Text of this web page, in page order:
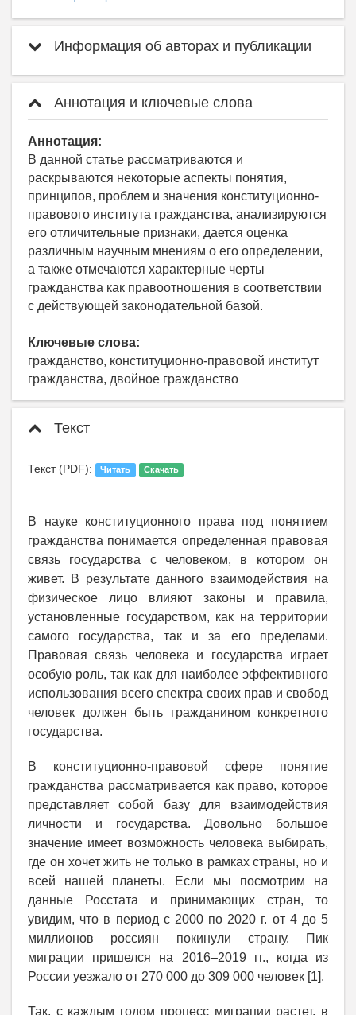
Информация об авторах и публикации
Аннотация и ключевые слова
Аннотация:
В данной статье рассматриваются и
раскрываются некоторые аспекты понятия,
принципов, проблем и значения конституционно-
правового института гражданства, анализируются
его отличительные признаки, дается оценка
различным научным мнениям о его определении,
а также отмечаются характерные черты
гражданства как правоотношения в соответствии
с действующей законодательной базой.
Ключевые слова:
гражданство, конституционно-правовой институт
гражданства, двойное гражданство
Текст
Текст (PDF): Читать Скачать
В науке конституционного права под понятием
гражданства понимается определенная правовая
связь государства с человеком, в котором он
живет. В результате данного взаимодействия на
физическое лицо влияют законы и правила,
установленные государством, как на территории
самого государства, так и за его пределами.
Правовая связь человека и государства играет
особую роль, так как для наиболее эффективного
использования всего спектра своих прав и свобод
человек должен быть гражданином конкретного
государства.
В конституционно-правовой сфере понятие
гражданства рассматривается как право, которое
представляет собой базу для взаимодействия
личности и государства. Довольно большое
значение имеет возможность человека выбирать,
где он хочет жить не только в рамках страны, но и
всей нашей планеты. Если мы посмотрим на
данные Росстата и принимающих стран, то
увидим, что в период с 2000 по 2020 г. от 4 до 5
миллионов россиян покинули страну. Пик
миграции пришелся на 2016–2019 гг., когда из
России уезжало от 270 000 до 309 000 человек [1].
Так, с каждым годом процесс миграции растет, в